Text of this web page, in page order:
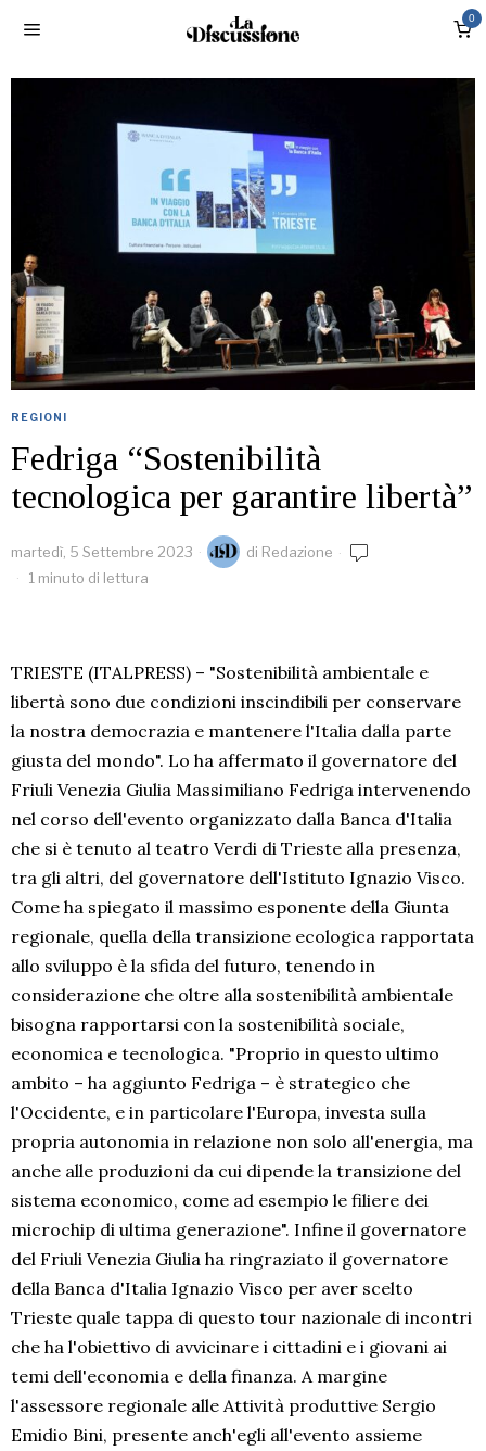
0
REGIONI
Fedriga “Sostenibilità
tecnologica per garantire libertà”
martedì, 5 Settembre 2023 di Redazione
1 minuto di lettura
TRIESTE (ITALPRESS) – "Sostenibilità ambientale e
libertà sono due condizioni inscindibili per conservare
la nostra democrazia e mantenere l'Italia dalla parte
giusta del mondo". Lo ha affermato il governatore del
Friuli Venezia Giulia Massimiliano Fedriga intervenendo
nel corso dell'evento organizzato dalla Banca d'Italia
che si è tenuto al teatro Verdi di Trieste alla presenza,
tra gli altri, del governatore dell'Istituto Ignazio Visco.
Come ha spiegato il massimo esponente della Giunta
regionale, quella della transizione ecologica rapportata
allo sviluppo è la sfida del futuro, tenendo in
considerazione che oltre alla sostenibilità ambientale
bisogna rapportarsi con la sostenibilità sociale,
economica e tecnologica. "Proprio in questo ultimo
ambito – ha aggiunto Fedriga – è strategico che
l'Occidente, e in particolare l'Europa, investa sulla
propria autonomia in relazione non solo all'energia, ma
anche alle produzioni da cui dipende la transizione del
sistema economico, come ad esempio le filiere dei
microchip di ultima generazione". Infine il governatore
del Friuli Venezia Giulia ha ringraziato il governatore
della Banca d'Italia Ignazio Visco per aver scelto
Trieste quale tappa di questo tour nazionale di incontri
che ha l'obiettivo di avvicinare i cittadini e i giovani ai
temi dell'economia e della finanza. A margine
l'assessore regionale alle Attività produttive Sergio
Emidio Bini, presente anch'egli all'evento assieme